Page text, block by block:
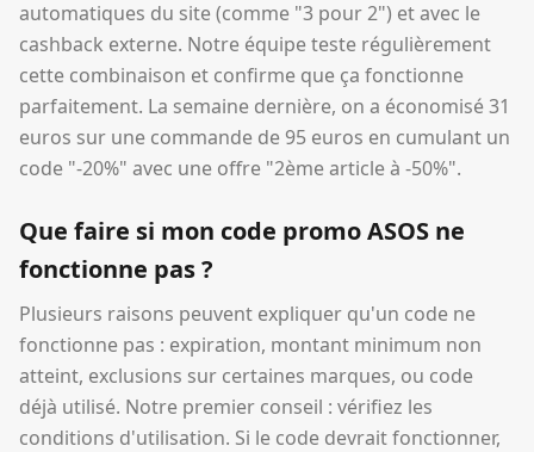
automatiques du site (comme "3 pour 2") et avec le
cashback externe. Notre équipe teste régulièrement
cette combinaison et confirme que ça fonctionne
parfaitement. La semaine dernière, on a économisé 31
euros sur une commande de 95 euros en cumulant un
code "-20%" avec une offre "2ème article à -50%".
Que faire si mon code promo ASOS ne
fonctionne pas ?
Plusieurs raisons peuvent expliquer qu'un code ne
fonctionne pas : expiration, montant minimum non
atteint, exclusions sur certaines marques, ou code
déjà utilisé. Notre premier conseil : vérifiez les
conditions d'utilisation. Si le code devrait fonctionner,